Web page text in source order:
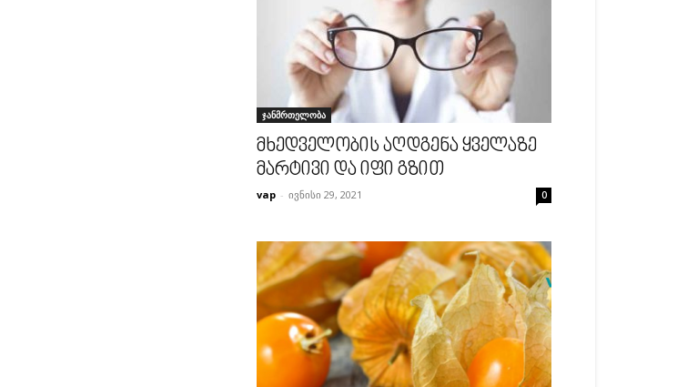
ჯანმრთელობა
მხედველობის აღდგენა ყველაზე
მარტივი და იფი გზით
vap - ივნისი 29, 2021 0